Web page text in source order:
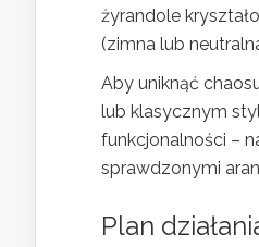
żyrandole
(zimna lub
Aby uniknąć
lub klasycznym
funkcjonalności –
sprawdzonymi
Plan